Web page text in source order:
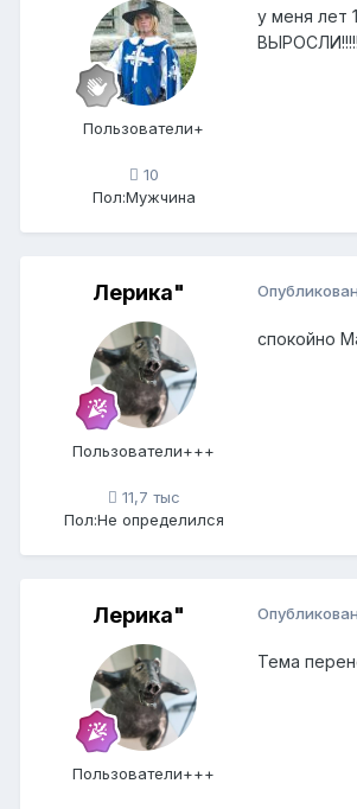
Пользователи+
10
Пол:Мужчина
у меня лет
Лерика"
Пользователи+++
11,7 тыс
Пол:Не определился
спокойно
Лерика"
Пользователи+++
Тема